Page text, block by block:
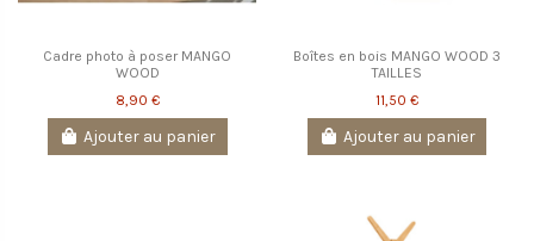
Cadre photo à poser MANGO
WOOD
8,90 €
Ajouter au panier
Boîtes en bois MANGO WOOD 3
TAILLES
11,50 €
Ajouter au panier